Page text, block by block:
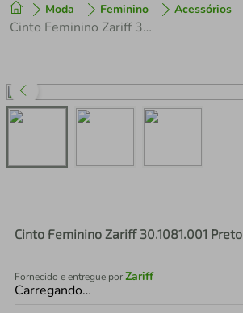
Moda Feminino Acessórios
Cinto Feminino Zariff 30.1081.001 Preto
Cinto Feminino Zariff 30.1081.001 Preto
Fornecido e entregue porZariff
Carregando…
1º tenis
perfume